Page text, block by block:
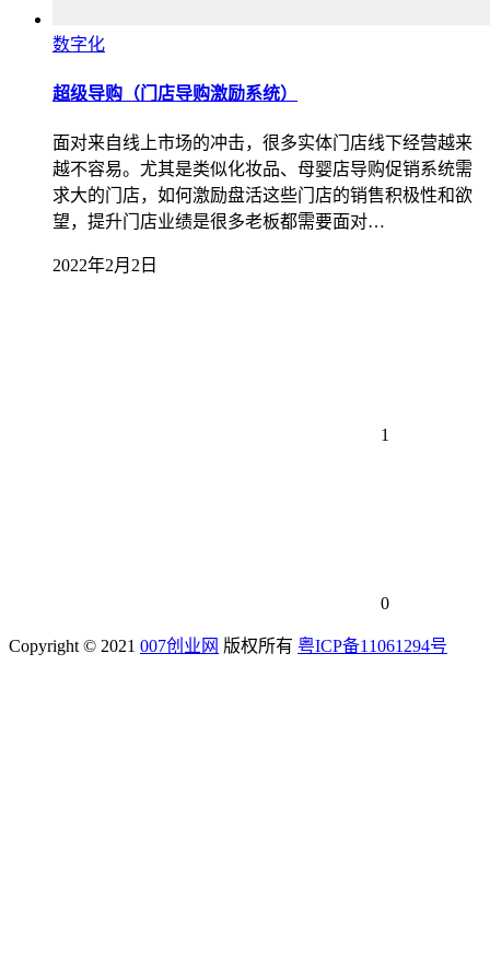
数字化
超级导购（门店导购激励系统）
面对来自线上市场的冲击，很多实体门店线下经营越来
越不容易。尤其是类似化妆品、母婴店导购促销系统需
求大的门店，如何激励盘活这些门店的销售积极性和欲
望，提升门店业绩是很多老板都需要面对…
2022年2月2日
1
0
Copyright © 2021 007创业网 版权所有 粤ICP备11061294号